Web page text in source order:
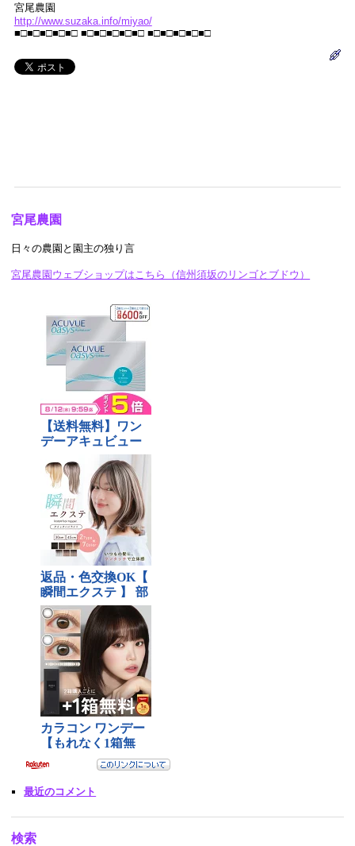
宮尾農園
http://www.suzaka.info/miyao/
■□■□■□■□■□ ■□■□■□■□■□ ■□■□■□■□■□
宮尾農園
日々の農園と園主の独り言
宮尾農園ウェブショップはこちら（信州須坂のリンゴとブドウ）
最近のコメント
検索